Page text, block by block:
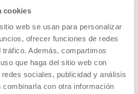
cookies
web se usan para personalizar
ofrecer funciones de redes
Además, compartimos
que haga del sitio web con
sociales, publicidad y análisis
combinarla con otra información